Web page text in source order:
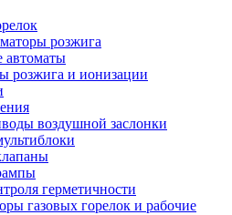
розжига
автоматы
розжига и ионизации
воздушной заслонки
герметичности
газовых горелок и рабочие